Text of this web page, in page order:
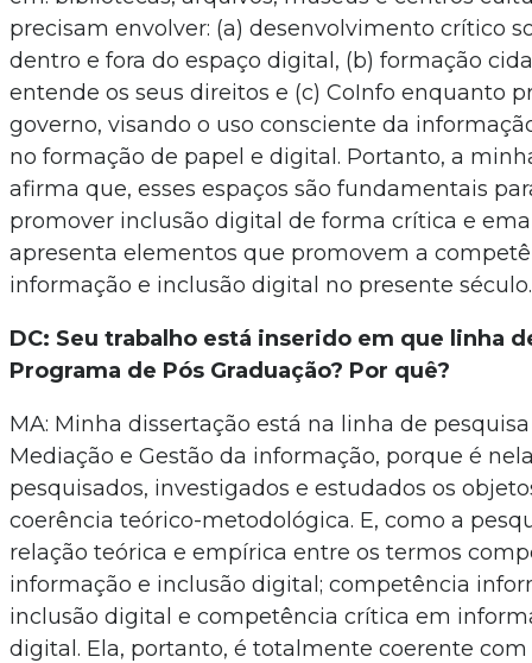
precisam envolver: (a) desenvolvimento crítico
dentro e fora do espaço digital, (b) formação
entende os seus direitos e (c) CoInfo enquanto
governo, visando o uso consciente da
no formação de papel e digital. Portanto, a
afirma que, esses espaços são fundamentais
promover inclusão digital de forma crítica e
apresenta elementos que promovem a
informação e inclusão digital no presente
DC: Seu trabalho está inserido em que linha
Programa de Pós Graduação? Por quê?
MA: Minha dissertação está na linha de
Mediação e Gestão da informação, porque é
pesquisados, investigados e estudados os
coerência teórico-metodológica. E, como a
relação teórica e empírica entre os termos
informação e inclusão digital; competência
inclusão digital e competência crítica em
digital. Ela, portanto, é totalmente coerente